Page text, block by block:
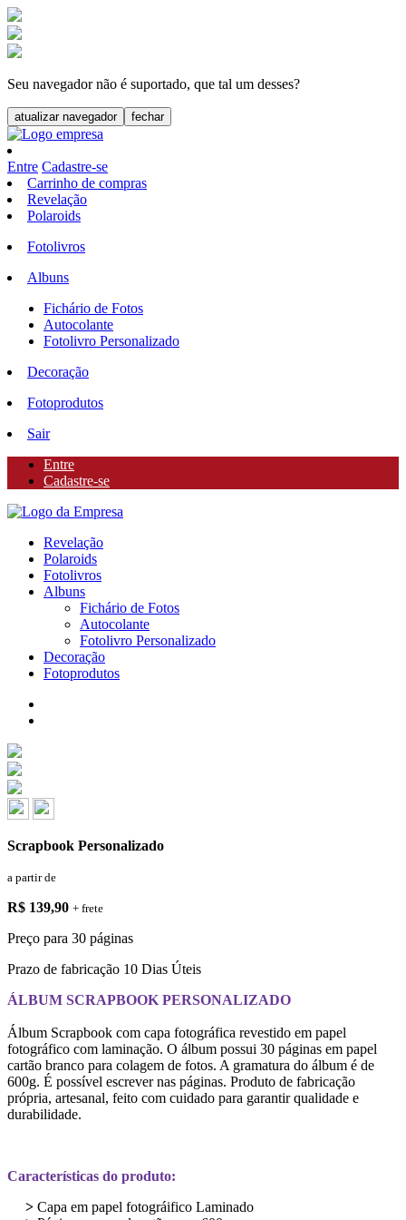
Seu navegador não é suportado, que tal um desses?
atualizar navegador fechar
Entre Cadastre-se
Carrinho de compras
Revelação
Polaroids
Fotolivros
Albuns
Fichário de Fotos
Autocolante
Fotolivro Personalizado
Decoração
Fotoprodutos
Sair
Entre
Cadastre-se
Revelação
Polaroids
Fotolivros
Albuns
Fichário de Fotos
Autocolante
Fotolivro Personalizado
Decoração
Fotoprodutos
Scrapbook Personalizado
a partir de
R$ 139,90 + frete
Preço para 30 páginas
Prazo de fabricação 10 Dias Úteis
ÁLBUM SCRAPBOOK PERSONALIZADO
Álbum Scrapbook com capa fotográfica revestido em papel
fotográfico com laminação. O álbum possui 30 páginas em papel
cartão branco para colagem de fotos. A gramatura do álbum é de
600g. É possível escrever nas páginas. Produto de fabricação
própria, artesanal, feito com cuidado para garantir qualidade e
durabilidade.
Características do produto:
> Capa em papel fotográifico Laminado